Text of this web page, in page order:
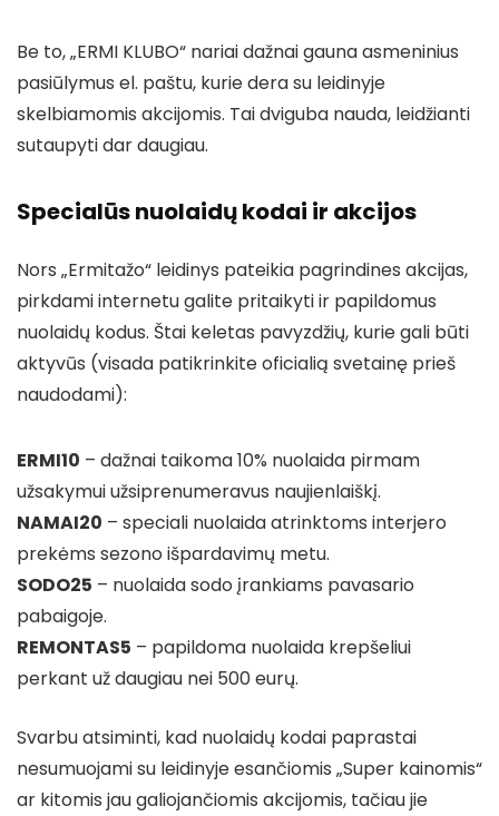
Be to, „ERMI KLUBO“ nariai dažnai gauna asmeninius
pasiūlymus el. paštu, kurie dera su leidinyje
skelbiamomis akcijomis. Tai dviguba nauda, leidžianti
sutaupyti dar daugiau.
Specialūs nuolaidų kodai ir akcijos
Nors „Ermitažo“ leidinys pateikia pagrindines akcijas,
pirkdami internetu galite pritaikyti ir papildomus
nuolaidų kodus. Štai keletas pavyzdžių, kurie gali būti
aktyvūs (visada patikrinkite oficialią svetainę prieš
naudodami):
ERMI10 – dažnai taikoma 10% nuolaida pirmam
užsakymui užsiprenumeravus naujienlaiškį.
NAMAI20 – speciali nuolaida atrinktoms interjero
prekėms sezono išpardavimų metu.
SODO25 – nuolaida sodo įrankiams pavasario
pabaigoje.
REMONTAS5 – papildoma nuolaida krepšeliui
perkant už daugiau nei 500 eurų.
Svarbu atsiminti, kad nuolaidų kodai paprastai
nesumuojami su leidinyje esančiomis „Super kainomis“
ar kitomis jau galiojančiomis akcijomis, tačiau jie